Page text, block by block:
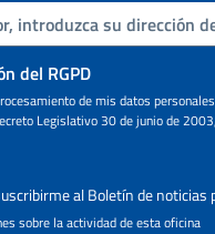
del RGPD
de mis datos
Legislativo 30 de junio de
al Boletín de noticias
sobre la actividad de esta oficina